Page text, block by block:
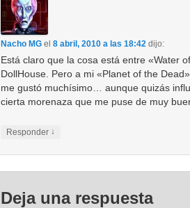
Nacho MG el8 abril, 2010 a las 18:42 dijo:
Está claro que la cosa está entre «Water
DollHouse. Pero a mi «Planet of the
me gustó muchísimo… aunque quizás
cierta morenaza que me puse de muy
Responder ↓
Deja una respuesta